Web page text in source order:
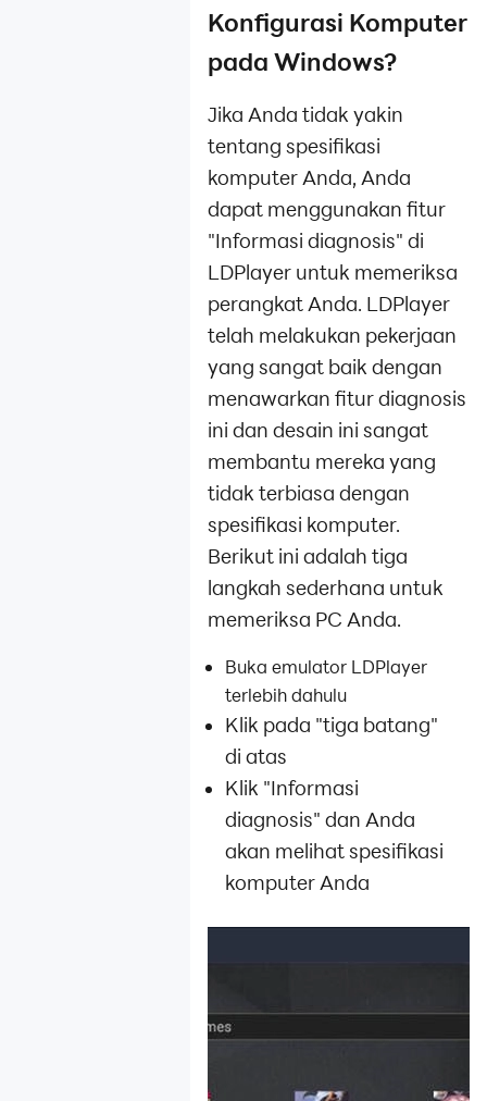
Konfigurasi Komputer
pada Windows?
Jika Anda tidak yakin
tentang spesifikasi
komputer Anda, Anda
dapat menggunakan fitur
"Informasi diagnosis" di
LDPlayer untuk memeriksa
perangkat Anda. LDPlayer
telah melakukan pekerjaan
yang sangat baik dengan
menawarkan fiturdiagnosis
ini dan desain ini sangat
membantu mereka yang
tidak terbiasa dengan
spesifikasi komputer.
Berikut ini adalah tiga
langkah sederhana untuk
memeriksa PC Anda.
Buka emulator LDPlayer
terlebih dahulu
Klik pada "tiga batang"
di atas
Klik "Informasi
diagnosis" dan Anda
akan melihat spesifikasi
komputer Anda